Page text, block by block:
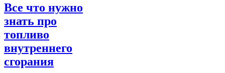
Все что нужно
знать про
топливо
внутреннего
сгорания